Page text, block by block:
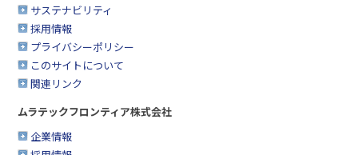
サステナビリティ
採用情報
プライバシーポリシー
このサイトについて
関連リンク
ムラテックフロンティア株式会社
企業情報